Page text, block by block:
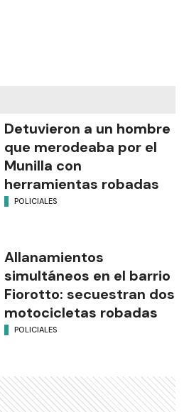
Detuvieron a un hombre
que merodeaba por el
Munilla con
herramientas robadas
POLICIALES
Allanamientos
simultáneos en el barrio
Fiorotto: secuestran dos
motocicletas robadas
POLICIALES